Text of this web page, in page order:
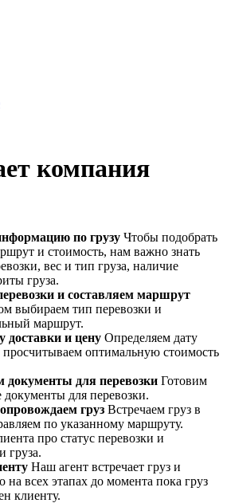
компания
по грузу Чтобы подобрать
и стоимость, нам важно знать
вес и тип груза, наличие
груза.
и составляем маршрут
выбираем тип перевозки и
маршрут.
доставки и цену Определяем дату
просчитываем оптимальную стоимость
документы для перевозки Готовим
для перевозки.
груз Встречаем груз в
по указанному маршруту.
про статус перевозки и
груза.
Наш агент встречает груз и
на всех этапах до момента пока груз
клиенту.